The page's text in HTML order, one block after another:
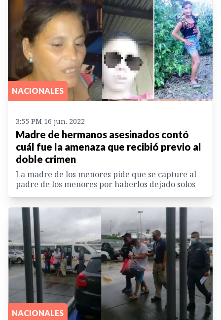
NACIONALES
3:55 PM 16 jun. 2022
Madre de hermanos asesinados contó
cuál fue la amenaza que recibió previo al
doble crimen
La madre de los menores pide que se capture al
padre de los menores por haberlos dejado solos
NACIONALES